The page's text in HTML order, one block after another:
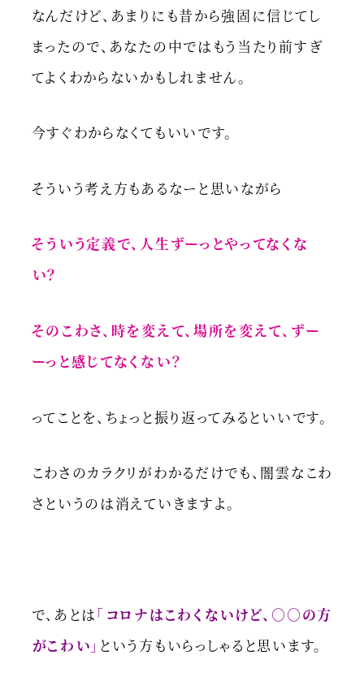
なんだけど、あまりにも昔から強固に信じてし
まったので、あなたの中ではもう当たり前すぎ
てよくわからないかもしれません。
今すぐわからなくてもいいです。
そういう考え方もあるなーと思いながら
そういう定義で、人生ずーっとやってなくな
い？
そのこわさ、時を変えて、場所を変えて、ずー
ーっと感じてなくない？
ってことを、ちょっと振り返ってみるといいです。
こわさのカラクリがわかるだけでも、闇雲なこわ
さというのは消えていきますよ。
で、あとは 「コロナはこわくないけど、○○の方
がこわい」 という方もいらっしゃると思います。